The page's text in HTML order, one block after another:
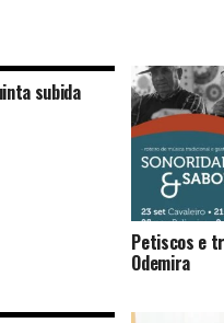
subida
Petiscos e
Odemira